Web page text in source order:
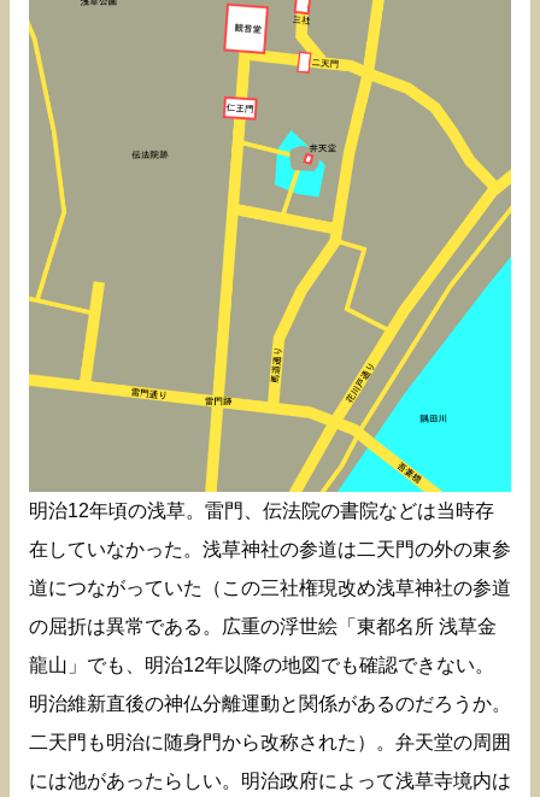
明治12年頃の浅草。雷門、伝法院の書院などは当時存
在していなかった。浅草神社の参道は二天門の外の東参
道につながっていた（この三社権現改め浅草神社の参道
の屈折は異常である。広重の浮世絵「東都名所 浅草金
龍山」でも、明治12年以降の地図でも確認できない。
明治維新直後の神仏分離運動と関係があるのだろうか。
二天門も明治に随身門から改称された）。弁天堂の周囲
には池があったらしい。明治政府によって浅草寺境内は